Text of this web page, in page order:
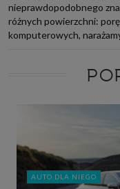
nieprawdopodobnego
różnych powierzchni:
komputerowych,
AUTO DLA NIEGO